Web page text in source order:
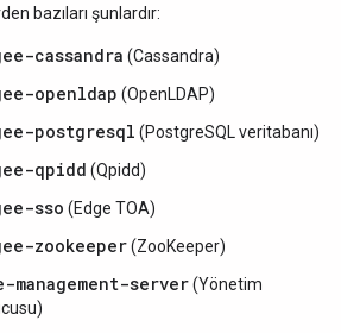
bazıları şunlardır:
cassandra (Cassandra)
openldap (OpenLDAP)
postgresql (PostgreSQL veritabanı)
qpidd (Qpidd)
sso (Edge TOA)
zookeeper(ZooKeeper)
management-server(Yönetim